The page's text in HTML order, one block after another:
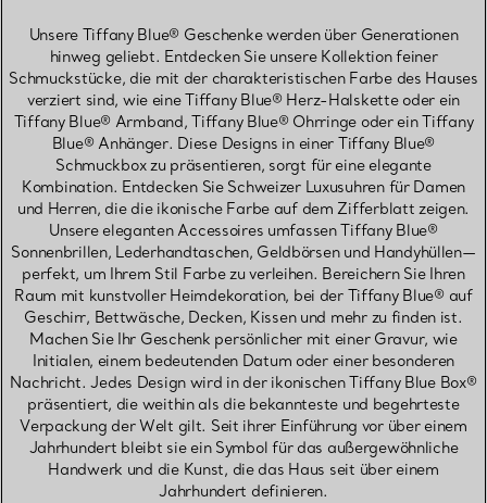
Unsere Tiffany Blue® Geschenke werden über Generationen
hinweg geliebt. Entdecken Sie unsere Kollektion feiner
Schmuckstücke, die mit der charakteristischen Farbe des Hauses
verziert sind, wie eine Tiffany Blue® Herz-Halskette oder ein
Tiffany Blue® Armband, Tiffany Blue® Ohrringe oder ein Tiffany
Blue® Anhänger. Diese Designs in einer Tiffany Blue®
Schmuckbox zu präsentieren, sorgt für eine elegante
Kombination. Entdecken Sie Schweizer Luxusuhren für Damen
und Herren, die die ikonische Farbe auf dem Zifferblatt zeigen.
Unsere eleganten Accessoires umfassen Tiffany Blue®
Sonnenbrillen, Lederhandtaschen, Geldbörsen und Handyhüllen—
perfekt, um Ihrem Stil Farbe zu verleihen. Bereichern Sie Ihren
Raum mit kunstvoller Heimdekoration, bei der Tiffany Blue® auf
Geschirr, Bettwäsche, Decken, Kissen und mehr zu finden ist.
Machen Sie Ihr Geschenk persönlicher mit einer Gravur, wie
Initialen, einem bedeutenden Datum oder einer besonderen
Nachricht. Jedes Design wird in der ikonischen Tiffany Blue Box®
präsentiert, die weithin als die bekannteste und begehrteste
Verpackung der Welt gilt. Seit ihrer Einführung vor über einem
Jahrhundert bleibt sie ein Symbol für das außergewöhnliche
Handwerk und die Kunst, die das Haus seit über einem
Jahrhundert definieren.